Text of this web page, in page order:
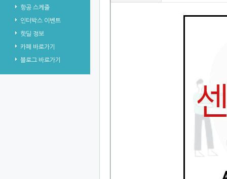
항공스케쥴
인터박스이벤트
핫딜정보
카페바로가기
블로그바로가기